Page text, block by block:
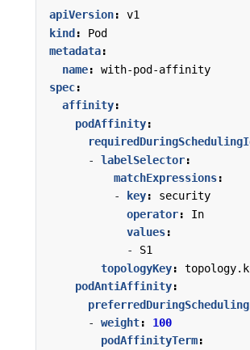
apiVersion:
v1
kind :
Pod
metadata:
name:
with-pod-affinity
spec:
affinity:
podAffinity:
- labelSelector:
matchExpressions:
-
key:
security
operator:
In
values:
- S1
topologyKey:
podAntiAffinity:
- weight:
100
podAffinityTerm: